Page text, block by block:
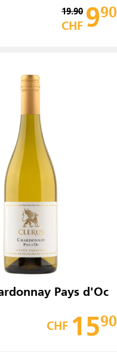
19.90
CHF 990
Pays d'Oc
CHF 1590